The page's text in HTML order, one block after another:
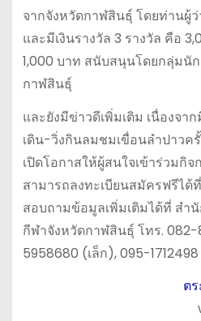
จากจังหวัดกาฬสินธุ์ โดยท่านผู้
และมีเงินรางวัล 3 รางวัล คือ
1,000 บาท สนับสนุนโดยกลุ่มนั
กาฬสินธุ์
และยังมีข่าวดีเพิ่มเติม เนื่องจา
เดิน-วิ่งกินลมชมเขื่อนลำปาวค
เปิดโอกาสให้ผู้สนใจเข้าร่วมกิจ
สามารถลงทะเบียนสมัครฟรีได้
สอบถามข้อมูลเพิ่มเติมได้ที่ สำ
กีฬาจังหวัดกาฬสินธุ์ โทร.
5958680 (เล็ก), 095-
ต